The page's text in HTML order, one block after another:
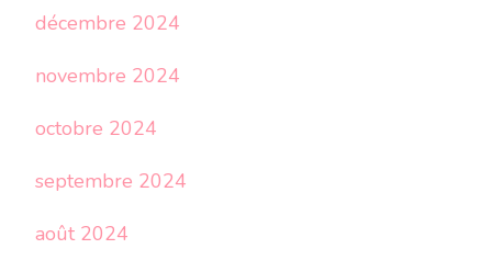
décembre 2024
novembre 2024
octobre 2024
septembre 2024
août 2024